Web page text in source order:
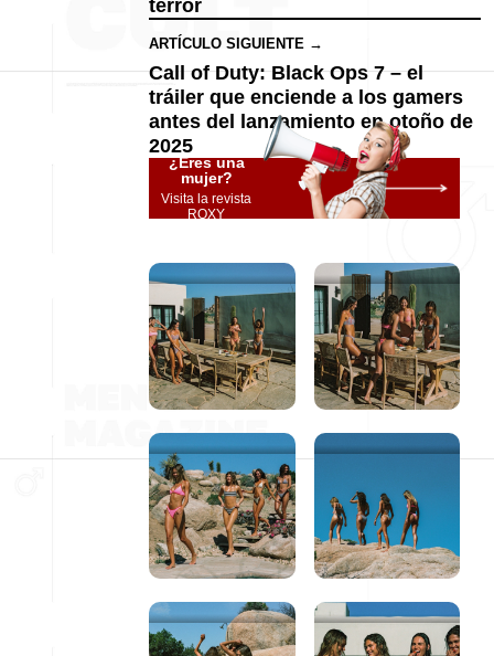
terror
ARTÍCULO SIGUIENTE →
Call of Duty: Black Ops 7 – el
tráiler que enciende a los gamers
antes del lanzamiento en otoño de
2025
¿Eres una
mujer?
Visita la revista
ROXY